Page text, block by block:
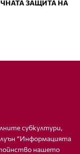
ЗАЩИТА НА
субкултури,
“Информацията
нашето